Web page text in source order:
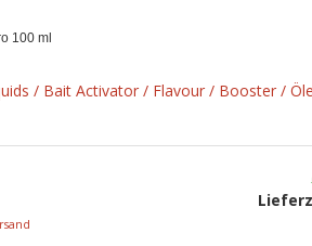
100 ml
/ Bait Activator / Flavour / Booster /